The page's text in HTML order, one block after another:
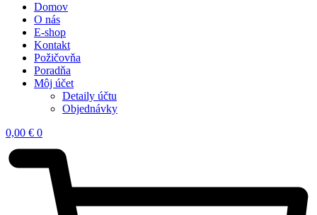
Domov
O nás
E-shop
Kontakt
Požičovňa
Poradňa
Môj účet
Detaily účtu
Objednávky
0,00 € 0